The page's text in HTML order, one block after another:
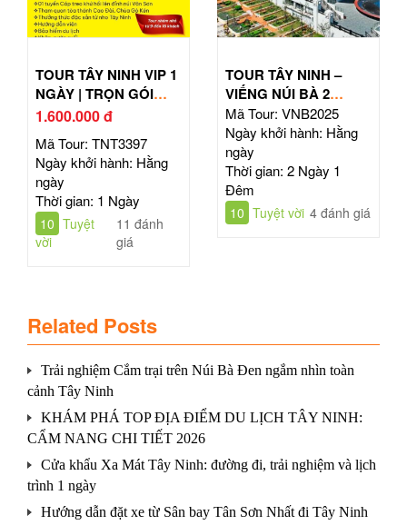
TOUR TÂY NINH VIP 1
NGÀY | TRỌN GÓI
CÁP TREO & ĂN
1.600.000 đ
Mã Tour: TNT3397
Ngày khởi hành: Hằng
ngày
Thời gian: 1 Ngày
10 Tuyệt
vời
11 đánh
giá
TOUR TÂY NINH –
VIẾNG NÚI BÀ 2
NGÀY 1 ĐÊM
Mã Tour: VNB2025
Ngày khởi hành: Hằng
ngày
Thời gian: 2 Ngày 1
Đêm
10 Tuyệt vời 4 đánh giá
Related Posts
Trải nghiệm Cắm trại trên Núi Bà Đen ngắm nhìn toàn
cảnh Tây Ninh
KHÁM PHÁ TOP ĐỊA ĐIỂM DU LỊCH TÂY NINH:
CẨM NANG CHI TIẾT 2026
Cửa khẩu Xa Mát Tây Ninh: đường đi, trải nghiệm và lịch
trình 1 ngày
Hướng dẫn đặt xe từ Sân bay Tân Sơn Nhất đi Tây Ninh